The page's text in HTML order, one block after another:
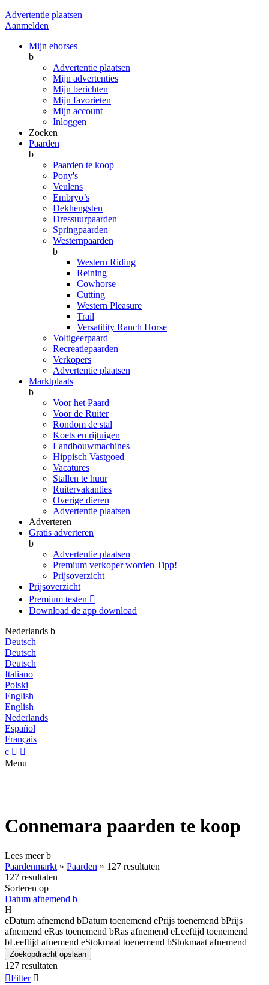
Advertentie plaatsen
Aanmelden
Mijn ehorses
b
Advertentie plaatsen
Mijn advertenties
Mijn berichten
Mijn favorieten
Mijn account
Inloggen
Zoeken
Paarden
b
Paarden te koop
Pony's
Veulens
Embryo’s
Dekhengsten
Dressuurpaarden
Springpaarden
Westernpaarden
b
Western Riding
Reining
Cowhorse
Cutting
Western Pleasure
Trail
Versatility Ranch Horse
Voltigeerpaard
Recreatiepaarden
Verkopers
Advertentie plaatsen
Marktplaats
b
Voor het Paard
Voor de Ruiter
Rondom de stal
Koets en rijtuigen
Landbouwmachines
Hippisch Vastgoed
Vacatures
Stallen te huur
Ruitervakanties
Overige dieren
Advertentie plaatsen
Adverteren
Gratis adverteren
b
Advertentie plaatsen
Premium verkoper worden Tipp!
Prijsoverzicht
Prijsoverzicht
Premium testen 
Download de app download
Nederlands b
Deutsch
Deutsch
Deutsch
Italiano
Polski
English
English
Nederlands
Español
Français
c  
Menu
Connemara paarden te koop
Lees meerb
Paardenmarkt » Paarden » 127 resultaten
127 resultaten
Sorteren op
Datum afnemend b
H
eDatum afnemend bDatum toenemend ePrijs toenemend bPrijs
afnemend eRas toenemend bRas afnemend eLeeftijd toenemend
bLeeftijd afnemend eStokmaat toenemend bStokmaat afnemend
Zoekopdracht opslaan
127 resultaten
Filter 